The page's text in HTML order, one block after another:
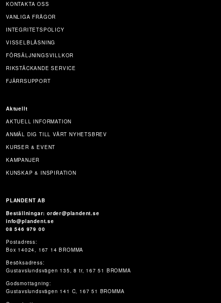
KONTAKTA OSS
VANLIGA FRÅGOR
INTEGRITETSPOLICY
VISSELBLÅSNING
FÖRSÄLJNINGSVILLKOR
RIKSTÄCKANDE SERVICE
FJÄRRSUPPORT
Aktuellt
AKTUELL INFORMATION
ANMÄL DIG TILL VÅRT NYHETSBREV
KURSER & EVENT
KAMPANJER
KUNSKAP & INSPIRATION
PLANDENT AB
Beställningar: order@plandent.se
info@plandent.se
08 546 979 00
Postadress:
Box 14024, 167 14 BROMMA
Besöksadress:
Gustavslundsvägen 135, 8 tr, 167 51 BROMMA
Godsmottagning:
Gustavslundsvägen 141 C, 167 51 BROMMA